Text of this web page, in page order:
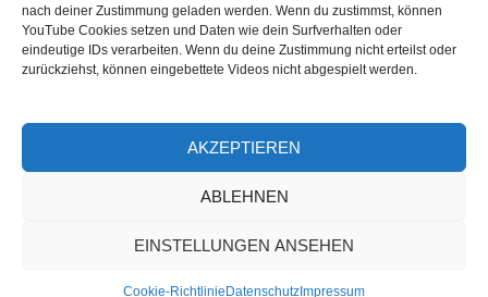
nach deiner Zustimmung geladen werden. Wenn du zustimmst, können
YouTube Cookies setzen und Daten wie dein Surfverhalten oder
eindeutige IDs verarbeiten. Wenn du deine Zustimmung nicht erteilst oder
zurückziehst, können eingebettete Videos nicht abgespielt werden.
AKZEPTIEREN
ABLEHNEN
EINSTELLUNGEN ANSEHEN
Cookie-Richtlinie Datenschutz Impressum
Jahresbericht 2023